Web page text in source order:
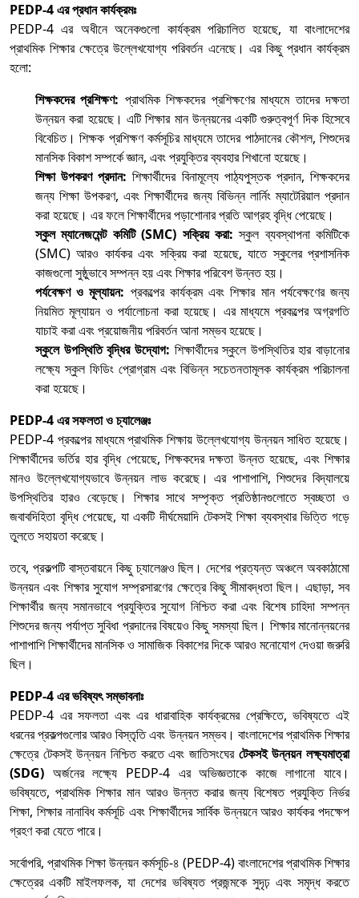
PEDP-4 এর প্রধান কার্যক্রমঃ
PEDP-4 এর অধীনে অনেকগুলো কার্যক্রম পরিচালিত হয়েছে, যা বাংলাদেশের
প্রাথমিক শিক্ষার ক্ষেত্রে উল্লেখযোগ্য পরিবর্তন এনেছে। এর কিছু প্রধান কার্যক্রম
হলো:
শিক্ষকদের প্রশিক্ষণ: প্রাথমিক শিক্ষকদের প্রশিক্ষণের মাধ্যমে তাদের দক্ষতা
উন্নয়ন করা হয়েছে। এটি শিক্ষার মান উন্নয়নের একটি গুরুত্বপূর্ণ দিক হিসেবে
বিবেচিত। শিক্ষক প্রশিক্ষণ কর্মসূচির মাধ্যমে তাদের পাঠদানের কৌশল, শিশুদের
মানসিক বিকাশ সম্পর্কে জ্ঞান, এবং প্রযুক্তির ব্যবহার শিখানো হয়েছে।
শিক্ষা উপকরণ প্রদান: শিক্ষার্থীদের বিনামূল্যে পাঠ্যপুস্তক প্রদান, শিক্ষকদের
জন্য শিক্ষা উপকরণ, এবং শিক্ষার্থীদের জন্য বিভিন্ন লার্নিং ম্যাটেরিয়াল প্রদান
করা হয়েছে। এর ফলে শিক্ষার্থীদের পড়াশোনার প্রতি আগ্রহ বৃদ্ধি পেয়েছে।
স্কুল ম্যানেজমেন্ট কমিটি (SMC) সক্রিয় করা: স্কুল ব্যবস্থাপনা কমিটিকে
(SMC) আরও কার্যকর এবং সক্রিয় করা হয়েছে, যাতে স্কুলের প্রশাসনিক
কাজগুলো সুষ্ঠুভাবে সম্পন্ন হয় এবং শিক্ষার পরিবেশ উন্নত হয়।
পর্যবেক্ষণ ও মূল্যায়ন: প্রকল্পের কার্যক্রম এবং শিক্ষার মান পর্যবেক্ষণের জন্য
নিয়মিত মূল্যায়ন ও পর্যালোচনা করা হয়েছে। এর মাধ্যমে প্রকল্পের অগ্রগতি
যাচাই করা এবং প্রয়োজনীয় পরিবর্তন আনা সম্ভব হয়েছে।
স্কুলে উপস্থিতি বৃদ্ধির উদ্যোগ: শিক্ষার্থীদের স্কুলে উপস্থিতির হার বাড়ানোর
লক্ষ্যে স্কুল ফিডিং প্রোগ্রাম এবং বিভিন্ন সচেতনতামূলক কার্যক্রম পরিচালনা
করা হয়েছে।
PEDP-4 এর সফলতা ও চ্যালেঞ্জঃ
PEDP-4 প্রকল্পের মাধ্যমে প্রাথমিক শিক্ষায় উল্লেখযোগ্য উন্নয়ন সাধিত হয়েছে।
শিক্ষার্থীদের ভর্তির হার বৃদ্ধি পেয়েছে, শিক্ষকদের দক্ষতা উন্নত হয়েছে, এবং শিক্ষার
মানও উল্লেখযোগ্যভাবে উন্নয়ন লাভ করেছে। এর পাশাপাশি, শিশুদের বিদ্যালয়ে
উপস্থিতির হারও বেড়েছে। শিক্ষার সাথে সম্পৃক্ত প্রতিষ্ঠানগুলোতে স্বচ্ছতা ও
জবাবদিহিতা বৃদ্ধি পেয়েছে, যা একটি দীর্ঘমেয়াদি টেকসই শিক্ষা ব্যবস্থার ভিত্তি গড়ে
তুলতে সহায়তা করেছে।
তবে, প্রকল্পটি বাস্তবায়নে কিছু চ্যালেঞ্জও ছিল। দেশের প্রত্যন্ত অঞ্চলে অবকাঠামো
উন্নয়ন এবং শিক্ষার সুযোগ সম্প্রসারণের ক্ষেত্রে কিছু সীমাবদ্ধতা ছিল। এছাড়া, সব
শিক্ষার্থীর জন্য সমানভাবে প্রযুক্তির সুযোগ নিশ্চিত করা এবং বিশেষ চাহিদা সম্পন্ন
শিশুদের জন্য পর্যাপ্ত সুবিধা প্রদানের বিষয়েও কিছু সমস্যা ছিল। শিক্ষার মানোন্নয়নের
পাশাপাশি শিক্ষার্থীদের মানসিক ও সামাজিক বিকাশের দিকে আরও মনোযোগ দেওয়া জরুরি
ছিল।
PEDP-4 এর ভবিষ্যৎ সম্ভাবনাঃ
PEDP-4 এর সফলতা এবং এর ধারাবাহিক কার্যক্রমের প্রেক্ষিতে, ভবিষ্যতে এই
ধরনের প্রকল্পগুলোর আরও বিস্তৃতি এবং উন্নয়ন সম্ভব। বাংলাদেশের প্রাথমিক শিক্ষার
ক্ষেত্রে টেকসই উন্নয়ন নিশ্চিত করতে এবং জাতিসংঘের টেকসই উন্নয়ন লক্ষ্যমাত্রা
(SDG) অর্জনের লক্ষ্যে PEDP-4 এর অভিজ্ঞতাকে কাজে লাগানো যাবে।
ভবিষ্যতে, প্রাথমিক শিক্ষার মান আরও উন্নত করার জন্য বিশেষত প্রযুক্তি নির্ভর
শিক্ষা, শিক্ষার নানাবিধ কর্মসূচি এবং শিক্ষার্থীদের সার্বিক উন্নয়নে আরও কার্যকর পদক্ষেপ
গ্রহণ করা যেতে পারে।
সর্বোপরি, প্রাথমিক শিক্ষা উন্নয়ন কর্মসূচি-৪ (PEDP-4) বাংলাদেশের প্রাথমিক শিক্ষার
ক্ষেত্রের একটি মাইলফলক, যা দেশের ভবিষ্যত প্রজন্মকে সুদৃঢ় এবং সমৃদ্ধ করতে